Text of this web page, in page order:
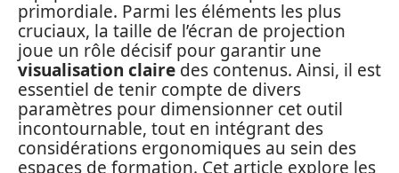
primordiale. Parmi les éléments les plus
cruciaux, la taille de l’écran de projection
joue un rôle décisif pour garantir une
visualisation claire des contenus. Ainsi, il est
essentiel de tenir compte de divers
paramètres pour dimensionner cet outil
incontournable, tout en intégrant des
considérations ergonomiques au sein des
espaces de formation. Cet article explore les